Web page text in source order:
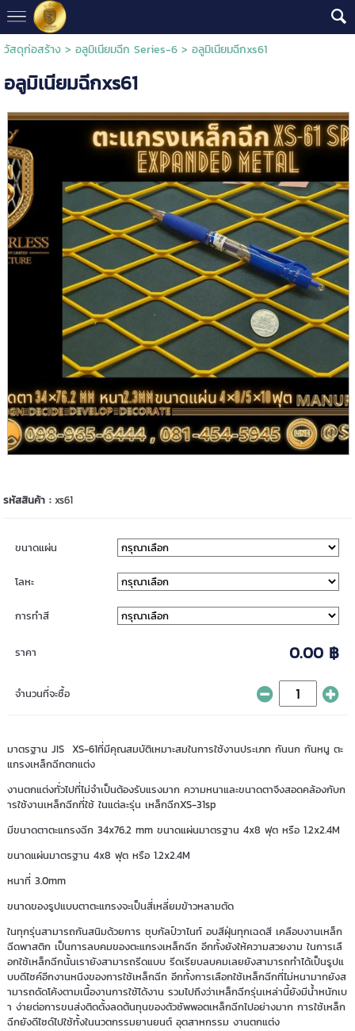
วัสดุก่อสร้าง> อลูมิเนียมฉีก Series-6> อลูมิเนียมฉีกxs61
อลูมิเนียมฉีกxs61
รหัสสินค้า :xs61
ขนาดแผ่น
โลหะ
การทำสี
ราคา 0.00 ฿
จำนวนที่จะซื้อ
มาตรฐาน JIS XS-61ที่มีคุณสมบัติเหมาะสมในการใช้งานประเภท กันนก กันหนู ตะ
แกรงเหล็กฉีกตกแต่ง
งานตกแต่งทั่วไปที่ไม่จำเป็นต้องรับแรงมาก ความหนาและขนาดตาจึงสอดคล้องกับก
ารใช้งานเหล็กฉีกที่ใช้ ในแต่ละรุ่น เหล็กฉีกXS-31sp
มีขนาดตาตะแกรงฉีก 34x76.2 mm ขนาดแผ่นมาตรฐาน 4x8 ฟุต หรือ 1.2x2.4M
ขนาดแผ่นมาตรฐาน 4x8 ฟุต หรือ 1.2x2.4M
หนาที่ 3.0mm
ขนาดของรูปแบบตาตะแกรงจะเป็นสี่เหลี่ยมข้าวหลามตัด
ในทุกรุ่นสามารถกันสนิมด้วยการ ชุบกัลป์วาไนท์ อบสีฝุ่นทุกเฉดสี เคลือบงานเหล็ก
ฉีดพาสติก เป็นการลบคมของตะแกรงเหล็กฉีก อีกทั้งยังให้ความสวยงาม ในการเลื
อกใช้เหล็กฉีกนั้นเรายังสามารถรีดแบบ รีดเรียบลบคมเลยยังสามารถทำได้เป็นรูปแ
บบดีไซค์อีกงานหนึงของการใช้เหล็กฉีก อีกทั้งการเลือกใช้เหล็กฉีกที่ไม่หนามากยังส
ามารถดัดโค้งตามเนื้องานการใช้ได้งาน รวมไปถึงว่าเหล็กฉีกรุ่นเหล่านี้ยังมีน้ำหนักเบ
า ง่ายต่อการขนส่งติดตั้งลดต้นทุนของตัวซัพพอตเหล็กฉีกไปอย่างมาก การใช้เหล็ก
ฉีกยังดีไซด์ไปใช้ทั้งในนวตกรรมยานยนต์ อุตสาหกรรม งานตกแต่ง